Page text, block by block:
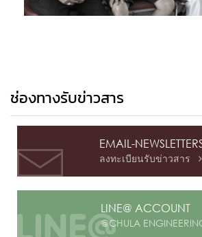
ช่องทางรับข่าวสาร
EMAIL-
ลงทะเบียนรับข่าวสาร 
LINE@ ACCOUNT
@CHULA